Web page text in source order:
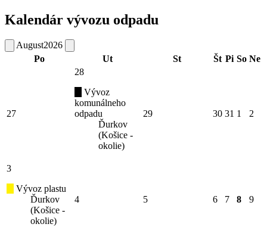
Kalendár vývozu odpadu
August2026
Po
Ut St Št Pi So Ne
27
28
Vývoz
komunálneho
odpadu
Ďurkov
(Košice -
okolie)
29 30 31 1 2
3
Vývoz plastu
Ďurkov
(Košice -
okolie)
4 5 6 7 8 9